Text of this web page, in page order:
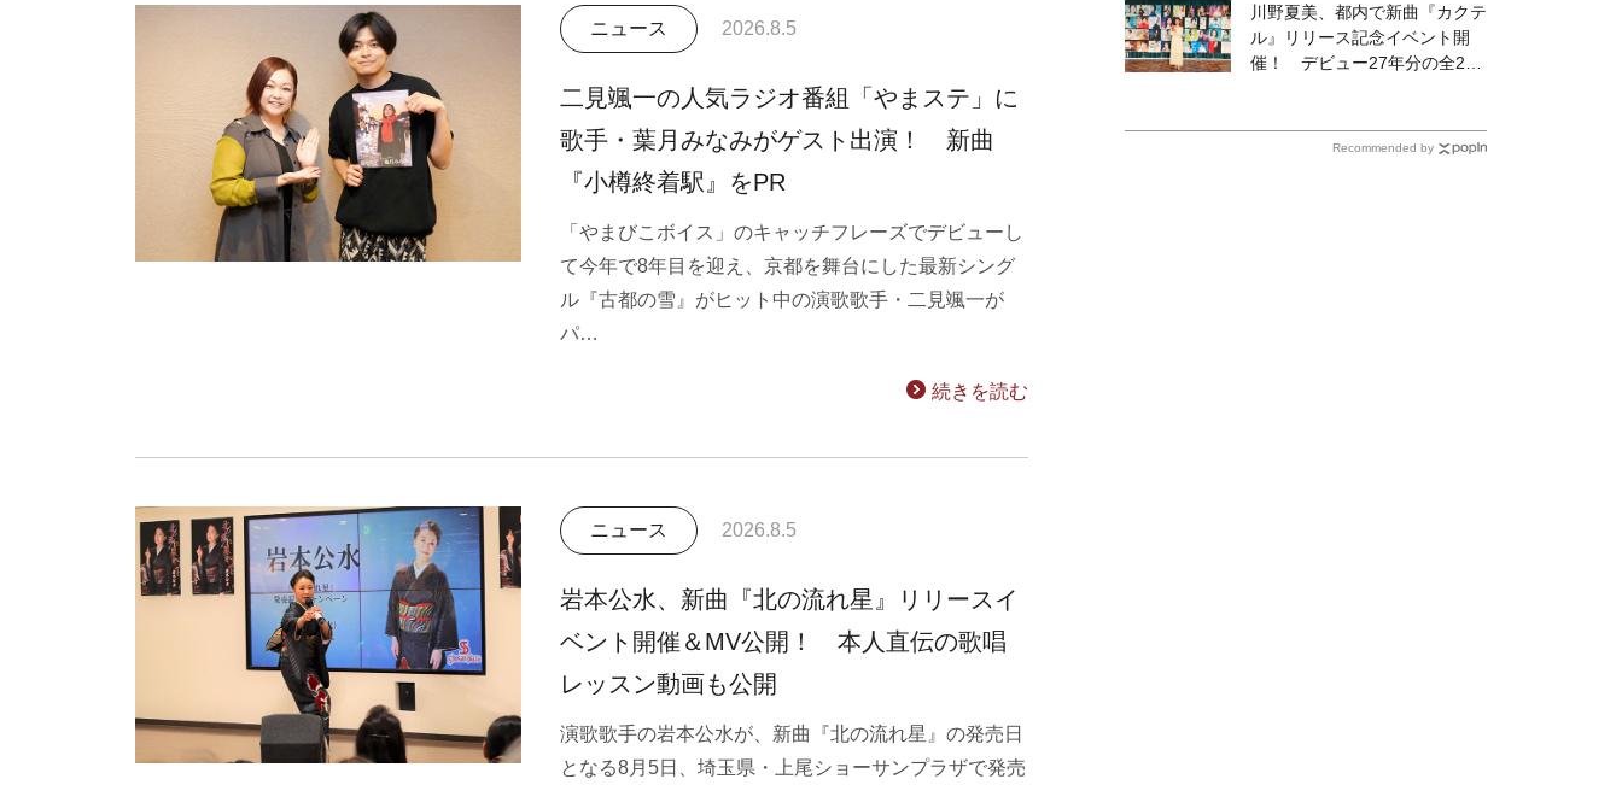
ニュース 2026.8.5
二見颯一の人気ラジオ番組「やまステ」に
歌手・葉月みなみがゲスト出演！ 新曲
『小樽終着駅』をPR
「やまびこボイス」のキャッチフレーズでデビューし
て今年で8年目を迎え、京都を舞台にした最新シング
ル『古都の雪』がヒット中の演歌歌手・二見颯一が
パ…
続きを読む
ニュース 2026.8.5
岩本公水、新曲『北の流れ星』リリースイ
ベント開催＆MV公開！ 本人直伝の歌唱
レッスン動画も公開
演歌歌手の岩本公水が、新曲『北の流れ星』の発売日
となる8月5日、埼玉県・上尾ショーサンプラザで発売
川野夏美、都内で新曲『カクテ
ル』リリース記念イベント開
催！ デビュー27年分の全280
Recommended by